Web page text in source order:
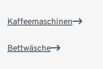
Kaffeemaschinen
Bettwäsche